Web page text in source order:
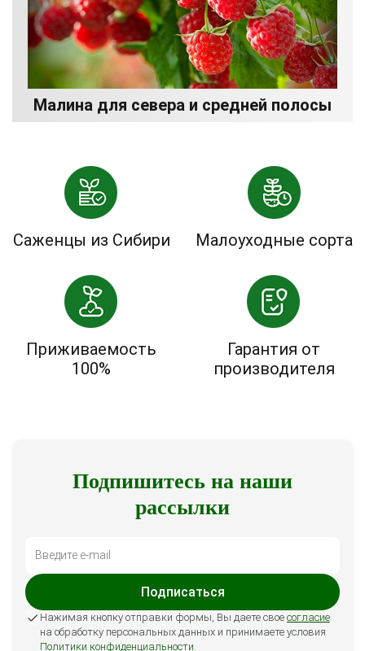
Малина для севера и средней полосы
Саженцы из Сибири Малоуходные сорта
Приживаемость
100%
Гарантия от
производителя
Подпишитесь на наши
рассылки
Подписаться
Нажимая кнопку отправки формы, Вы даете свое согласие
на обработку персональных данных и принимаете условия
Политики конфиденциальности.